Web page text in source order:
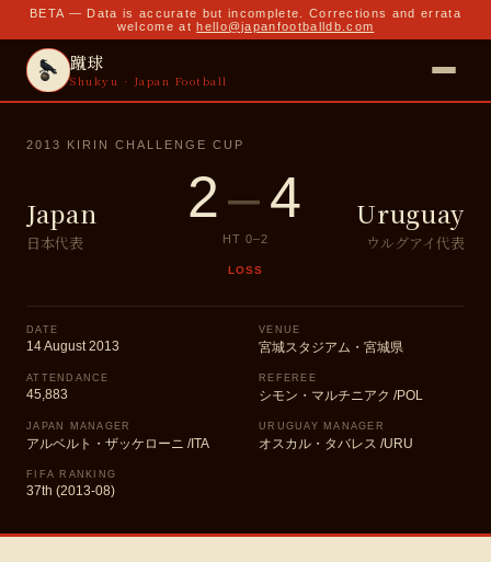
BETA — Data is accurate but incomplete. Corrections and errata
welcome at hello@japanfootballdb.com
蹴球
Shukyu · Japan Football
2013 KIRIN CHALLENGE CUP
Japan
日本代表
2–4
HT 0–2
LOSS
Uruguay
ウルグアイ代表
DATE
14 August 2013
VENUE
宮城スタジアム・宮城県
ATTENDANCE
45,883
REFEREE
シモン・マルチニアク /POL
JAPAN MANAGER
アルベルト・ザッケローニ /ITA
URUGUAY MANAGER
オスカル・タバレス /URU
FIFA RANKING
37th (2013-08)